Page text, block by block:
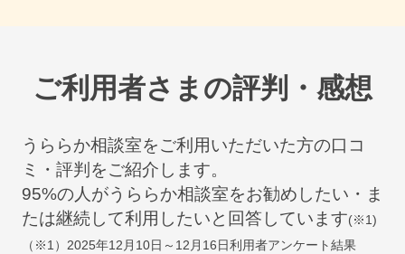
ご利用者さまの評判・感想
うららか相談室をご利用いただいた方の口コ
ミ・評判をご紹介します。
95%の人がうららか相談室をお勧めしたい・ま
たは継続して利用したいと回答しています(※1)
（※1） 2025年12月10日～12月16日利用者アンケート結果